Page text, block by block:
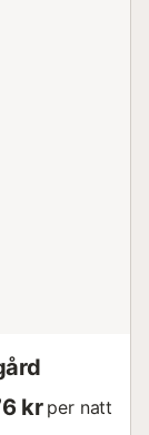
kr per natt